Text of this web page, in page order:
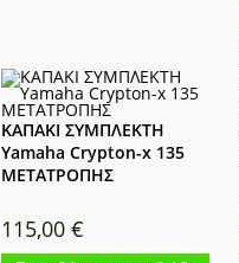
ΚΑΠΑΚΙ ΣΥΜΠΛΕΚΤΗ
Yamaha Crypton-x 135
ΜΕΤΑΤΡΟΠΗΣ
115,00€